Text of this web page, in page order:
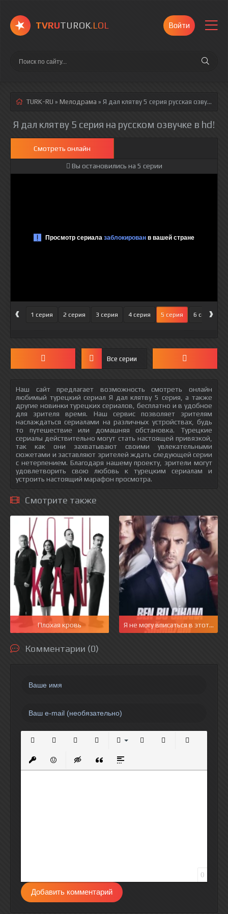
TVRUTUROK.LOL Войти
TURK-RU » Мелодрама » Я дал клятву 5 серия русская озвучка полностью смотреть онлайн!
Я дал клятву 5 серия на русском озвучке в hd!
Смотреть онлайн
Вы остановились на 5 серии
‹ 1 серия 2 серия 3 серия 4 серия 5 серия 6 серия
›
Все серии
Наш сайт предлагает возможность смотреть онлайн
любимый турецкий сериал Я дал клятву 5 серия, а также
другие новинки турецких сериалов, бесплатно и в удобное
для зрителя время. Наш сервис позволяет зрителям
наслаждаться сериалами на различных устройствах, будь
то путешествие или домашняя обстановка. Турецкие
сериалы действительно могут стать настоящей привязкой,
так как они захватывают своими увлекательными
сюжетами и заставляют зрителей ждать следующей серии
с нетерпением. Благодаря нашему проекту, зрители могут
удовлетворить свою любовь к турецким сериалам и
устроить настоящий марафон просмотра.
Смотрите также
Плохая кровь Я не могу вписаться в этот мир
Комментарии (0)
Вставить защищенную ссылку
Вставить смайлик
Вставка скрытого текста
Вставка цитаты
Вставка спойлера
0
Добавить комментарий